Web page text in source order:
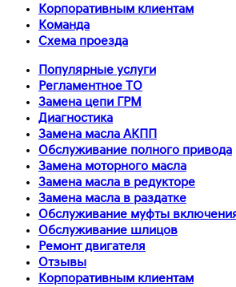
Корпоративным клиентам
Команда
Схема проезда
Популярные услуги
Регламентное ТО
Замена цепи ГРМ
Диагностика
Замена масла АКПП
Обслуживание полного привода
Замена моторного масла
Замена масла в редукторе
Замена масла в раздатке
Обслуживание муфты
Обслуживание шлицов
Ремонт двигателя
Отзывы
Корпоративным клиентам